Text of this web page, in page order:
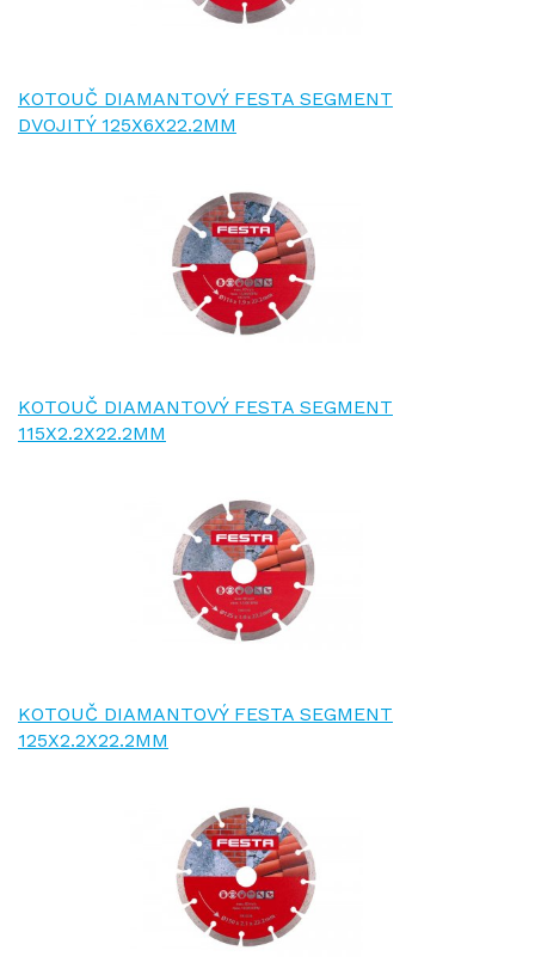
KOTOUČ DIAMANTOVÝ FESTA SEGMENT
DVOJITÝ 125X6X22.2MM
KOTOUČ DIAMANTOVÝ FESTA SEGMENT
115X2.2X22.2MM
KOTOUČ DIAMANTOVÝ FESTA SEGMENT
125X2.2X22.2MM